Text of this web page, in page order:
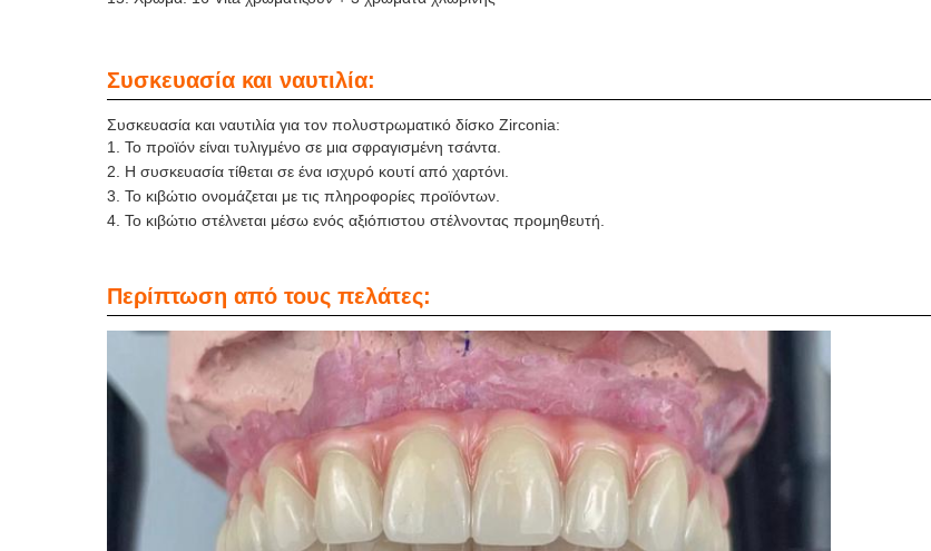
Συσκευασία και ναυτιλία:
Συσκευασία και ναυτιλία για τον πολυστρωματικό δίσκο Zirconia:
Το προϊόν είναι τυλιγμένο σε μια σφραγισμένη τσάντα.
Η συσκευασία τίθεται σε ένα ισχυρό κουτί από χαρτόνι.
Το κιβώτιο ονομάζεται με τις πληροφορίες προϊόντων.
Το κιβώτιο στέλνεται μέσω ενός αξιόπιστου στέλνοντας προμηθευτή.
Περίπτωση από τους πελάτες: